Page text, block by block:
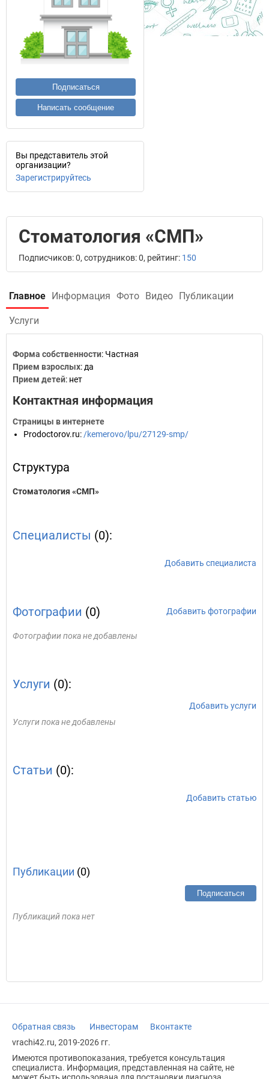
Подписаться
Написать сообщение
Вы представитель этой
организации?
Зарегистрируйтесь
Стоматология «СМП»
Подписчиков: 0, сотрудников: 0, рейтинг: 150
Главное Информация Фото Видео Публикации
Услуги
Форма собственности: Частная
Прием взрослых: да
Прием детей: нет
Контактная информация
Страницы в интернете
Prodoctorov.ru: /kemerovo/lpu/27129-smp/
Структура
Стоматология «СМП»
Специалисты (0):
Добавить специалиста
Фотографии (0) Добавить фотографии
Фотографии пока не добавлены
Услуги (0):
Добавить услуги
Услуги пока не добавлены
Статьи (0):
Добавить статью
Публикации (0)
Подписаться
Публикаций пока нет
Обратная связь Инвесторам
Вконтакте
vrachi42.ru, 2019-2026 гг.
Имеются противопоказания, требуется консультация
специалиста. Информация, представленная на сайте, не